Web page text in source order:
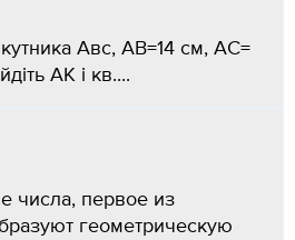
Авс, АВ=14 см, АС=
AK і кв.​...
числа, первое из
геометрическую